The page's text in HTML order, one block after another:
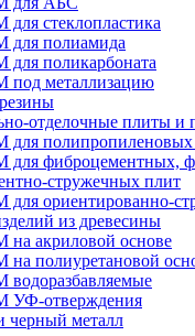
стеклопластика
полиамида
поликарбоната
металлизацию
отделочные плиты и
полипропиленовых
фиброцементных,
стружечных плит
ориентированно-
из древесины
акриловой основе
полиуретановой
УФ-отверждения
черный металл